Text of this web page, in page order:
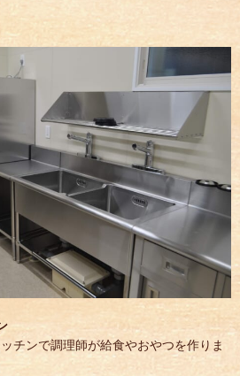
チンで調理師が給食やおやつを作りま